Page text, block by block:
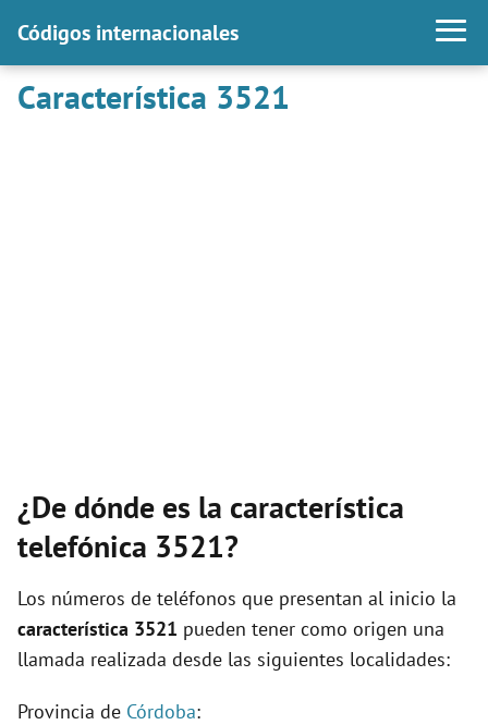
Códigos internacionales
Característica 3521
¿De dónde es la característica
telefónica 3521?
Los números de teléfonos que presentan al inicio la
característica 3521 pueden tener como origen una
llamada realizada desde las siguientes localidades:
Provincia de Córdoba: